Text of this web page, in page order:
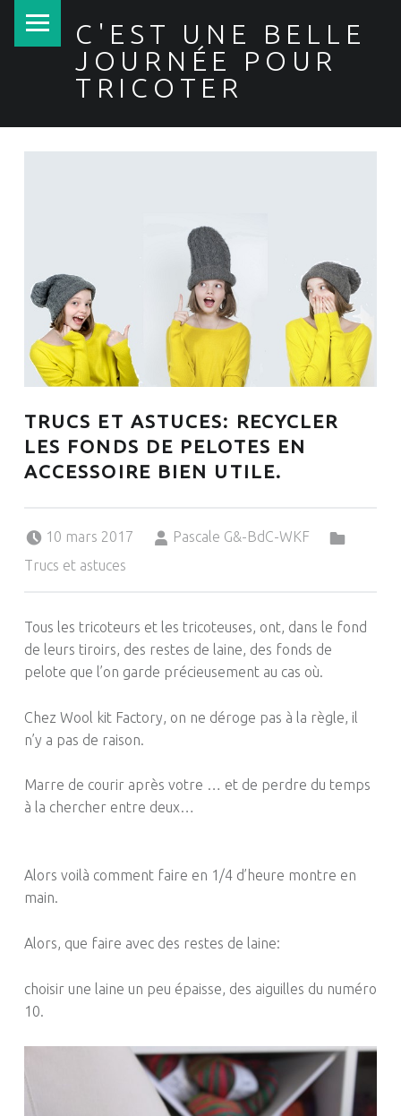
C'EST UNE BELLE
JOURNÉE POUR
TRICOTER
TRUCS ET ASTUCES: RECYCLER
LES FONDS DE PELOTES EN
ACCESSOIRE BIEN UTILE.
10 mars 2017
Pascale G&-BdC-WKF
Trucs et astuces
Tous les tricoteurs et les tricoteuses, ont, dans le fond
de leurs tiroirs, des restes de laine, des fonds de
pelote que l’on garde précieusement au cas où.
Chez Wool kit Factory , on ne déroge pas à la règle, il
n’y a pas de raison.
Marre de courir après votre … etde perdre du temps
à la chercher entre deux…
Alors voilà comment faire en 1/4 d’heure montre en
main.
Alors, que faire avec des restes de laine:
choisir une laine un peu épaisse, des aiguilles du numéro
10.